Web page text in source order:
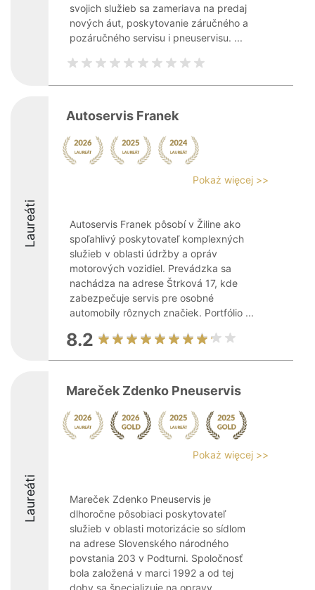
svojich služieb sa zameriava na predaj
nových áut, poskytovanie záručného a
pozáručného servisu i pneuservisu. ...
Laureáti
Autoservis Franek
Pokaż więcej >>
Autoservis Franek pôsobí v Žiline ako
spoľahlivý poskytovateľ komplexných
služieb v oblasti údržby a opráv
motorových vozidiel. Prevádzka sa
nachádza na adrese Štrková 17, kde
zabezpečuje servis pre osobné
automobily rôznych značiek. Portfólio ...
8.2
Laureáti
Mareček Zdenko Pneuservis
Pokaż więcej >>
Mareček Zdenko Pneuservis je
dlhoročne pôsobiaci poskytovateľ
služieb v oblasti motorizácie so sídlom
na adrese Slovenského národného
povstania 203 v Podturni. Spoločnosť
bola založená v marci 1992 a od tej
doby sa špecializuje na opravy ...